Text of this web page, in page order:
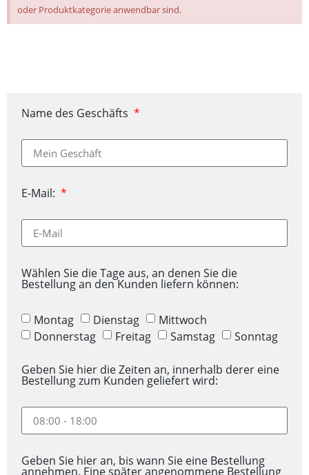
oder Produktkategorie anwendbar sind.
Name des Geschäfts
E-Mail:
Wählen Sie die Tage aus, an denen Sie die
Bestellung an den Kunden liefern können:
Montag Dienstag
Mittwoch
Donnerstag
Freitag Samstag Sonntag
Geben Sie hier die Zeiten an, innerhalb derer eine
Bestellung zum Kunden geliefert wird:
Geben Sie hier an, bis wann Sie eine Bestellung
annehmen. Eine später angenommene Bestellung